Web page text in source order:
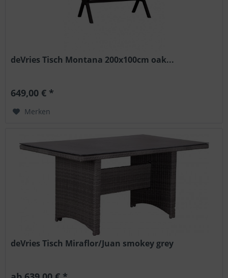
deVries Tisch Montana 200x100cm oak...
649,00 € *
Merken
deVries Tisch Miraflor/Juan smokey grey